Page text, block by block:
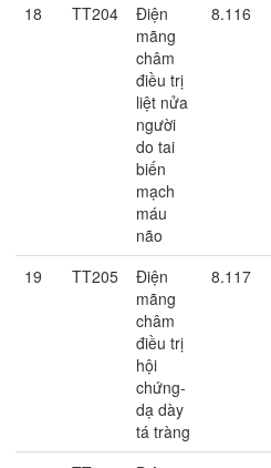
18 TT204
Điện
mãng
châm
điều trị
liệt nửa
người
do tai
biến
mạch
máu
não
8.116
19 TT205
Điện
mãng
châm
điều trị
hội
chứng-
dạ dày
tá tràng
8.117